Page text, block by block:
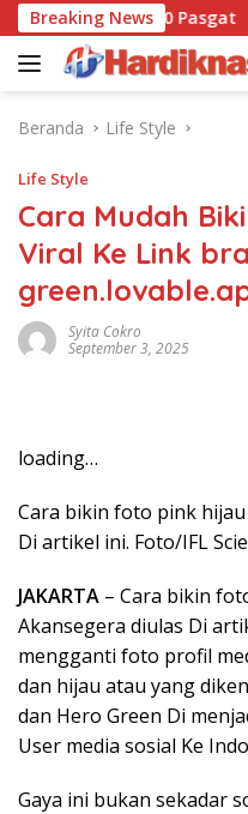
Langsung
ke
konten
Breaking News
90 Pasgat
Beranda Life Style
Life Style
Cara Mudah
Viral Ke Link
Syita Cokro
September 3, 2025
loading…
Cara bikin foto pink
Di artikel ini. Foto/IFL
JAKARTA – Cara bikin
Akansegera diulas Di
mengganti foto profil
dan hijau atau yang
dan Hero Green Di
User media sosial Ke
Gaya ini bukan sekadar